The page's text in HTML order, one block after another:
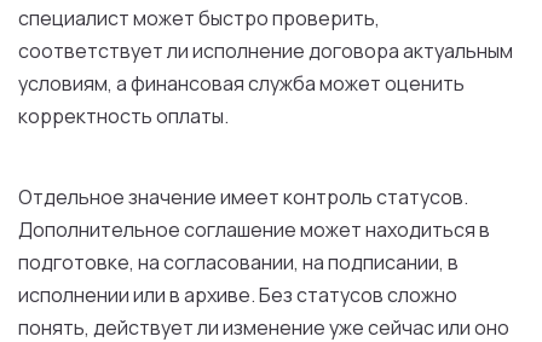
специалист может быстро проверить,
соответствует ли исполнение договора актуальным
условиям, а финансовая служба может оценить
корректность оплаты.
Отдельное значение имеет контроль статусов.
Дополнительное соглашение может находиться в
подготовке, на согласовании, на подписании, в
исполнении или в архиве. Без статусов сложно
понять, действует ли изменение уже сейчас или оно